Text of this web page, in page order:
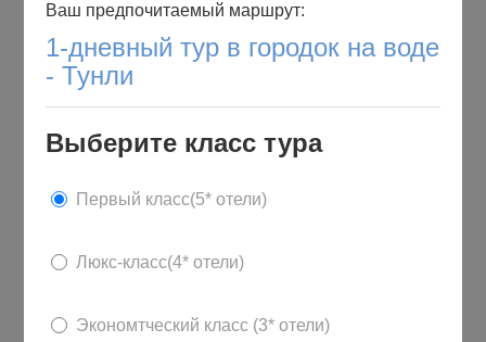
Ваш предпочитаемый маршрут:
1-дневный тур в городок на воде
- Тунли
Выберите класс тура
Первый класс(5* отели)
Люкс-класс(4* отели)
Экономтческий класс (3* отели)